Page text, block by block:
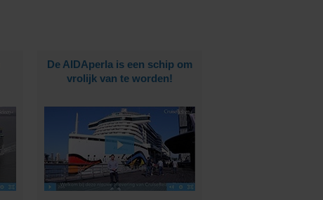
De AIDAperla is een schip om
vrolijk van te worden!